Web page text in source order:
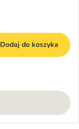
Dodaj do koszyka